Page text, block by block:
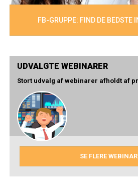
FB-GRUPPE: FIND DE BEDSTE
UDVALGTE WEBINARER
Stort udvalg af webinarer afholdt af
SE FLERE